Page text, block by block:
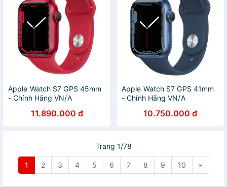
Apple Watch S7 GPS 45mm
- Chính Hãng VN/A
11.890.000 đ
Apple Watch S7 GPS 41mm
- Chính Hãng VN/A
10.750.000 đ
Trang 1/78
1 2 3 4 5 6 7 8 9 10 »